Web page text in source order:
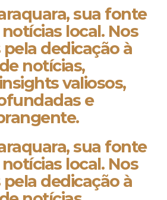
sua fonte
local. Nos
dedicação à
notícias,
valiosos,
e
sua fonte
local. Nos
dedicação à